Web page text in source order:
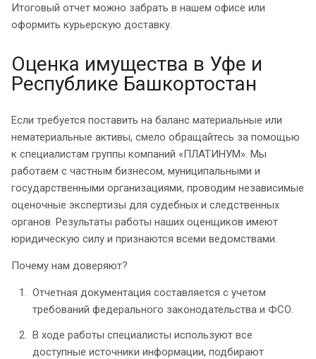
Итоговый отчет можно забрать в нашем офисе или
оформить курьерскую доставку.
Оценка имущества в Уфе и
Республике Башкортостан
Если требуется поставить на баланс материальные или
нематериальные активы, смело обращайтесь за помощью
к специалистам группы компаний «ПЛАТИНУМ». Мы
работаем с частным бизнесом, муниципальными и
государственными организациями, проводим независимые
оценочные экспертизы для судебных и следственных
органов. Результаты работы наших оценщиков имеют
юридическую силу и признаются всеми ведомствами.
Почему нам доверяют?
Отчетная документация составляется с учетом
требований федерального законодательства и ФСО.
В ходе работы специалисты используют все
доступные источники информации, подбирают